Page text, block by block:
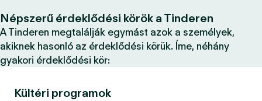
Népszerű érdeklődési körök a Tinderen
A Tinderen megtalálják egymást azok a személyek,
akiknek hasonló az érdeklődési körük. Íme, néhány
gyakori érdeklődési kör:
Kültéri programok